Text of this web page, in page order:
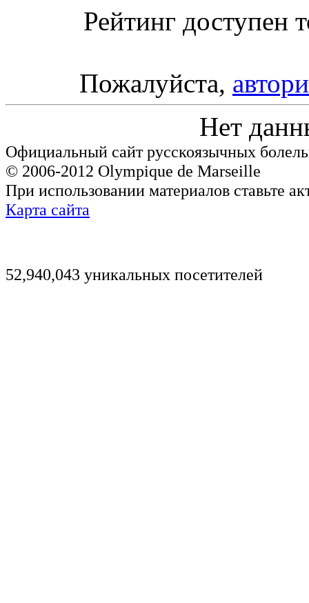
Рейтинг доступен
Пожалуйста,
Нет
Официальный сайт русскоязычных
© 2006-2012 Olympique de Marseille
При использовании материалов ставьте
Карта сайта
52,940,043 уникальных посетителей